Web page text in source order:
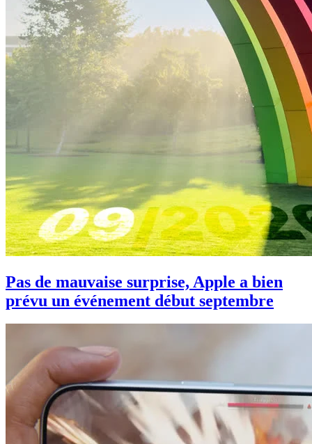
Pas de mauvaise surprise, Apple a bien
prévu un événement début septembre